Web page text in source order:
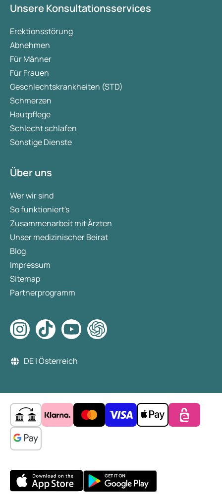
Unsere Konsultationsservices
Erektionsstörung
Abnehmen
Für Männer
Für Frauen
Geschlechtskrankheiten (STD)
Schmerzen
Hautpflege
Schlecht schlafen
Sonstige Dienste
Über uns
Wer wir sind
So funktioniert's
Zusammenarbeit mit Ärzten
Unser medizinischer Beirat
Blog
Impressum
Sitemap
Partnerprogramm
DE | Österreich